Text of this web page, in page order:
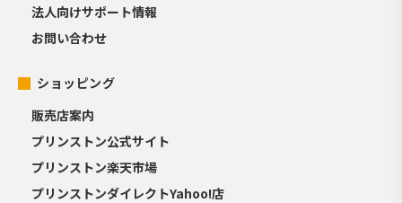
法人向けサポート情報
お問い合わせ
ショッピング
販売店案内
プリンストン公式サイト
プリンストン楽天市場
プリンストンダイレクトYahoo!店